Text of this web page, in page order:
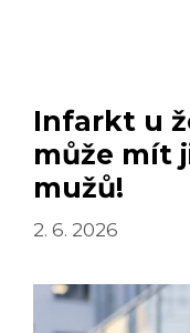
NĚJ
Infarkt u
může mít
mužů!
2. 6. 2026